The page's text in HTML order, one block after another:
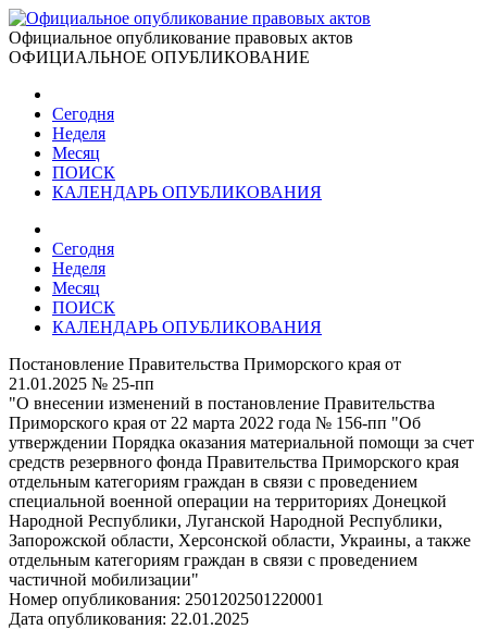
Официальное опубликование правовых актов
ОФИЦИАЛЬНОЕ ОПУБЛИКОВАНИЕ
Сегодня
Неделя
Месяц
ПОИСК
КАЛЕНДАРЬ ОПУБЛИКОВАНИЯ
Сегодня
Неделя
Месяц
ПОИСК
КАЛЕНДАРЬ ОПУБЛИКОВАНИЯ
Постановление Правительства Приморского края от
21.01.2025 № 25-пп
"О внесении изменений в постановление Правительства
Приморского края от 22 марта 2022 года № 156-пп "Об
утверждении Порядка оказания материальной помощи за счет
средств резервного фонда Правительства Приморского края
отдельным категориям граждан в связи с проведением
специальной военной операции на территориях Донецкой
Народной Республики, Луганской Народной Республики,
Запорожской области, Херсонской области, Украины, а также
отдельным категориям граждан в связи с проведением
частичной мобилизации"
Номер опубликования: 2501202501220001
Дата опубликования: 22.01.2025